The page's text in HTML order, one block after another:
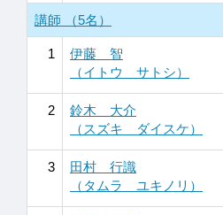
講師 （5名）
1
伊藤 智
（イトウ サトシ）
2
鈴木 大介
（スズキ ダイスケ）
3
田村 行識
（タムラ ユキノリ）